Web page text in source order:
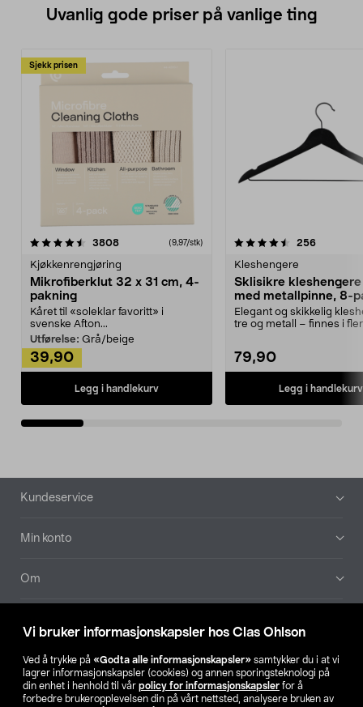
Vi bruker informasjonskapsler hos Clas Ohlson
Ved å trykke på «Godta alle informasjonskapsler» samtykker du i at vi
lagrer informasjonskapsler (cookies) og annen sporingsteknologi på
din enhet i henhold til vår policy for informasjonskapsler for å
forbedre brukeropplevelsen din på vårt nettsted, analysere bruken av
Uvanlig gode priser på vanlige ting
Sjekk prisen
3808anmeldelser(9,97/stk)
Kjøkkenrengjøring
Mikrofiberklut 32 x 31 cm, 4-
pakning
Kåret til «soleklar favoritt» i
svenske Afton...
Utførelse: Grå/beige
39,90
Legg i handlekurv
4.5av 5 stjerner 256
Kleshengere
Sklisikre
med metallpinne, 8-
Elegant og skikkelig
tre og metall – finnes i
79,90
Legg i handlekurv
4.5av 5 stjerner
Bunntekst
Kundeservice
Min konto
Om
Våre selskaper
Finn din butikk